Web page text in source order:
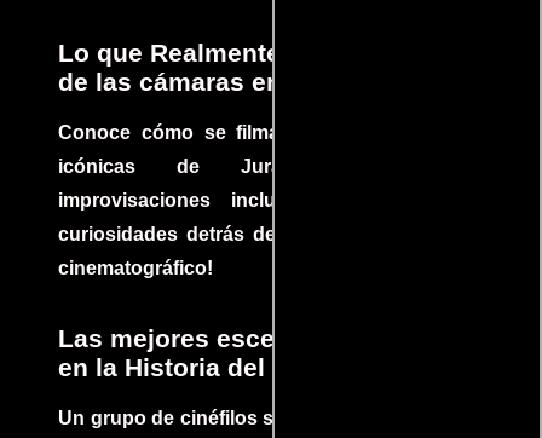
Lo que Realmente Sucedió detrás
de las cámaras en Jurassic Park
Conoce cómo se filmaron algunas escenas
icónicas de Jurassic Park, con
improvisaciones incluidas. ¡Descubre las
curiosidades detrás del rodaje de un clásico
cinematográfico!
Las mejores escenas de acción
en la Historia del cine
Un grupo de cinéfilos se juntaron para debatir